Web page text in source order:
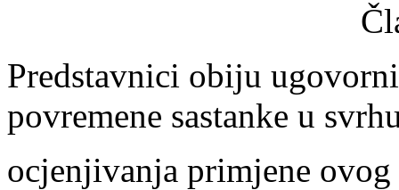
Predstavnici obiju
povremene sastanke u
ocjenjivanja primjene